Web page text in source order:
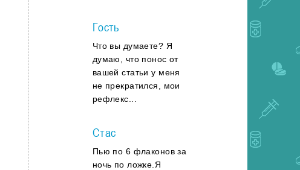
Гость
Что вы думаете? Я
думаю, что понос от
вашей статьи у меня
не прекратился, мои
рефлекс...
Стас
Пью по 6 флаконов за
ночь по ложке.Я